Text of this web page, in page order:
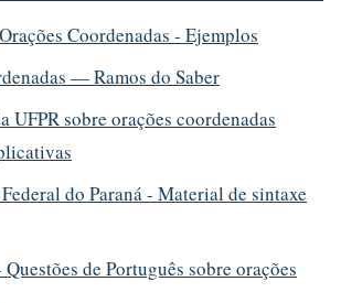
Coordenadas - Ejemplos
— Ramos do Saber
UFPR sobre orações coordenadas
do Paraná - Material de sintaxe
de Português sobre orações